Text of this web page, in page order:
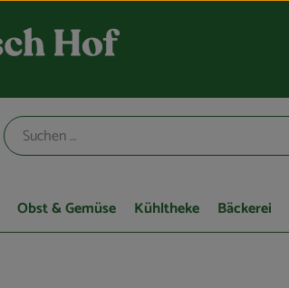
Obst & Gemüse Kühltheke Bäckerei